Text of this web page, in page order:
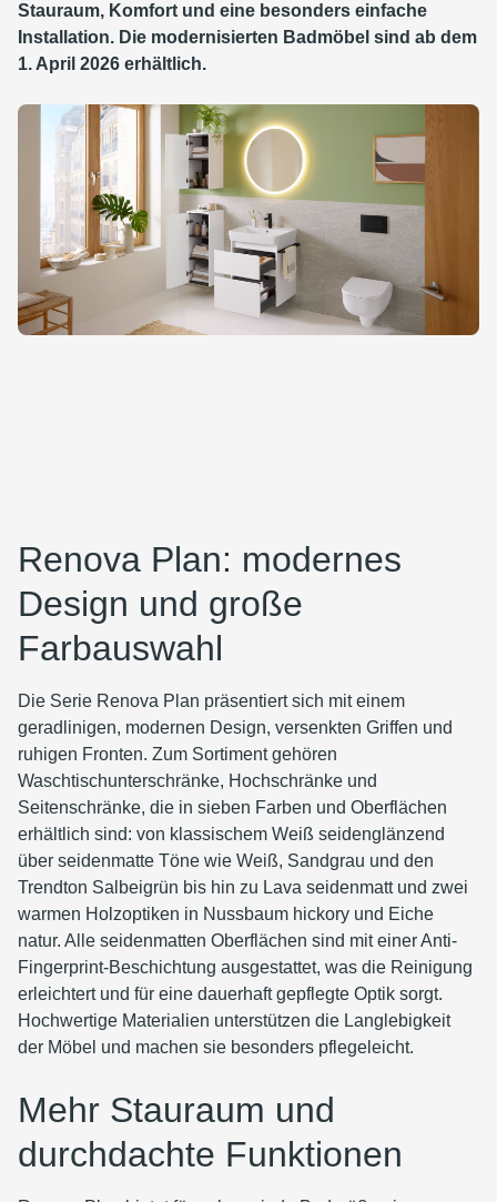
Stauraum, Komfort und eine besonders einfache
Installation. Die modernisierten Badmöbel sind ab dem
1. April 2026 erhältlich.
Renova Plan: modernes
Design und große
Farbauswahl
Die Serie Renova Plan präsentiert sich mit einem
geradlinigen, modernen Design, versenkten Griffen und
ruhigen Fronten. Zum Sortiment gehören
Waschtischunterschränke, Hochschränke und
Seitenschränke, die in sieben Farben und Oberflächen
erhältlich sind: von klassischem Weiß seidenglänzend
über seidenmatte Töne wie Weiß, Sandgrau und den
Trendton Salbeigrün bis hin zu Lava seidenmatt und zwei
warmen Holzoptiken in Nussbaum hickory und Eiche
natur. Alle seidenmatten Oberflächen sind mit einer Anti-
Fingerprint-Beschichtung ausgestattet, was die Reinigung
erleichtert und für eine dauerhaft gepflegte Optik sorgt.
Hochwertige Materialien unterstützen die Langlebigkeit
der Möbel und machen sie besonders pflegeleicht.
Mehr Stauraum und
durchdachte Funktionen